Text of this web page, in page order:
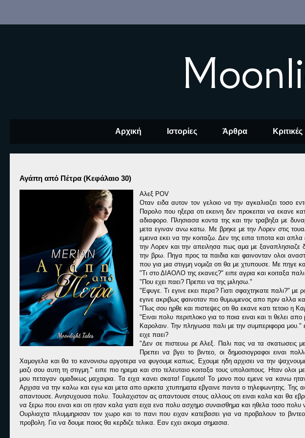
Αρχική Ιστορίες Άρθρα Κριτικές
Αγάπη από Πέτρα (Κεφάλαιο 30)
Αλεξ POV
Οταν ειδα αυτον τον γελοιο να την αγκαλιαζει τοσο
Παρολο που ηξερα οτι εκεινη δεν προκειται να εκανε
αδιαφορο. Πλησιασα κοντα της και την τραβηξα με
μετα εγιναν ανω κατω. Με βρηκε με την Λορεν στις
εμεινα εκει να την κοιταζω. Δεν της ειπα τιποτα και
την Λορεν και την απειλησα πως αμα με ξαναπλησιαζε
την βρω. Πηγα προς τα παιδια και φαινονταν ολοι
που για μια στιγμη νομιζα οτι θα με χτυπουσε. Με πηγε
"Τι στο ΔΙΑΟΛΟ της εκανες?" ειπε αγρια και κοιταξα
"Που εχει παει? Πρεπει να της μιλησω."
"Εφυγε. Τι εγινε εκει περα? Γιατι σφαχτηκατε παλι?"
εγινε ακριβως φαινοταν πιο θυμωμενος απο πριν αλλα
"Πως σου ηρθε και πιστεψες οτι θα εκανε κατι τετοιο η
"Ειναι πολυ περιπλοκο για το ποια ειναι και τι
Καρολαιν. Την πληγωσα παλι με την συμπεριφορα μου."
ειχε παει?
"Δεν σε πιστευω ρε Αλεξ. Παλι πας να τα σκατωσεις
Πρεπει να βγει το βιντεο, οι δημοσιογραφοι ειναι
Χαμογελα και θα το κανονισω αργοτερα να φυγουμε καπως. Εχουμε ηδη αρχισει να την
μαζι σου αυτη τη στιγμη." ειπε πιο ηρεμα και στο τελευταιο κοιταξα τους υπολοιπους. Ηταν ολοι
μου πεταγαν ομαδικως μαχαιρια. Τα ειχα κανει σκατα! Γαμωτο! Το μονο που εμενε να κανω
Αρχισα να την καλω και εγω και μετα απο αρκετα χτυπηματα εβγαινε παντα ο τηλεφωνητης. Της
απαντουσε. Ανησυχουσα πολυ. Τουλαχιστον ας απαντουσε στους αλλους οτι ειναι καλα και θα
να ξερω που ειναι και οτι ηταν καλα γιατι ειχα ενα πολυ ασχημο συναισθημα και ηθελα τοσο πολυ
Ουρλιαχτα πλυμμηρισαν τον χωρο και το πανι που ειχαν κατεβασει για να προβαλουν το
προβολη. Για να δουμε ποιος θα κερδιζε τελικα. Εαν εχει ακομα σημασια.